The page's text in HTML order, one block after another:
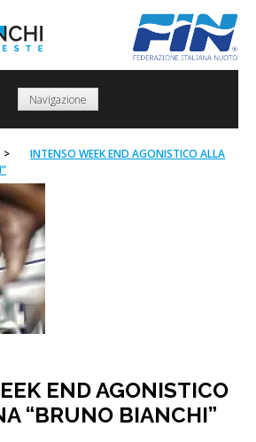
Navigazione
>
INTENSO WEEK END AGONISTICO ALLA
END AGONISTICO
“BRUNO BIANCHI”